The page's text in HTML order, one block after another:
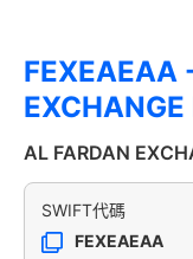
FEXEAEAA
EXCHANGE
AL FARDAN
SWIFT代碼
FEXEAEAA